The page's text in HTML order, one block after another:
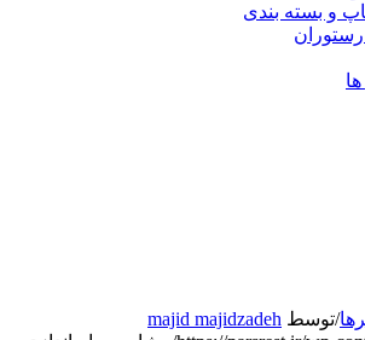
و بسته بندی
/توسط majid majidzadeh